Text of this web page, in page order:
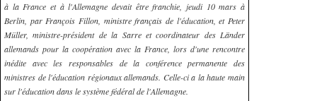
à la France et à l'Allemagne devait être franchie, jeudi 10 mars à
Berlin, par François Fillon, ministre français de l'éducation, et Peter
Müller, ministre-président de la Sarre et coordinateur des Länder
allemands pour la coopération avec la France, lors d'une rencontre
inédite avec les responsables de la conférence permanente des
ministres de l'éducation régionaux allemands. Celle-ci a la haute main
sur l'éducation dans le système fédéral de l'Allemagne.